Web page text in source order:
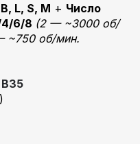
L, S, М + Число
6/8 (2— ~3000 об/
~750 об/мин.